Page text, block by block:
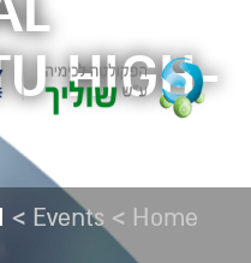
HIGH-
Home
>
Events
>